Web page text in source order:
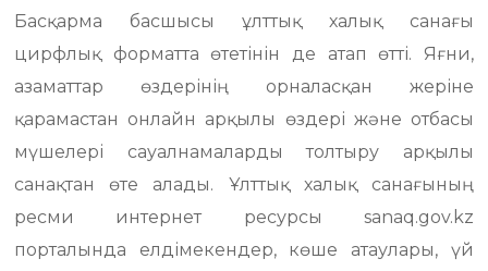
Басқарма басшысы ұлттық халық санағы
цирфлық форматта өтетінін де атап өтті. Яғни,
азаматтар өздерінің орналасқан жеріне
қарамастан онлайн арқылы өздері және отбасы
мүшелері сауалнамаларды толтыру арқылы
санақтан өте алады. Ұлттық халық санағының
ресми интернет ресурсы sanaq.gov.kz
порталында елдімекендер, көше атаулары, үй